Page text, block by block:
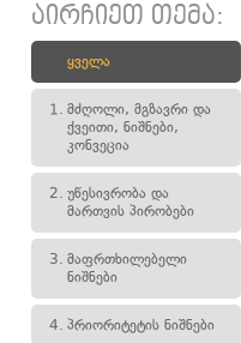
აირჩიეთ თემა:
ყველა
1. მძღოლი, მგზავრი და
ქვეითი, ნიშნები,
კონვეცია
2. უწესივრობა და
მართვის პირობები
3. მაფრთხილებელი
ნიშნები
4. პრიორიტეტის ნიშნები